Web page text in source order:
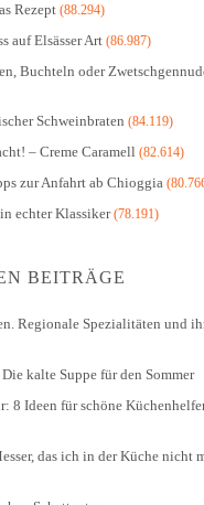
Rezept (88.294)
auf Elsässer Art (86.987)
Buchteln oder
Schweinbraten (84.119)
– Creme Caramell (82.614)
zur Anfahrt ab Chioggia
echter Klassiker(78.191)
BEITRÄGE
Regionale Spezialitäten und
kalte Suppe für den Sommer
8 Ideen für schöne
das ich in der Küche nicht